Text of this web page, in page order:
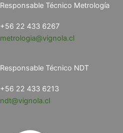
Responsable Técnico Metrología
+56 22 433 6267
metrologia@vignola.cl
Responsable Técnico NDT
+56 22 433 6213
ndt@vignola.cl